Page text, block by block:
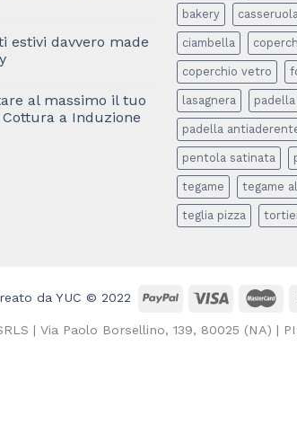
estivi davvero made
al massimo il tuo
Cottura a Induzione
bakery casseruola
ciambella
coperchio vetro
lasagnera padella
padella
pentola satinata
tegame tegame
teglia pizza
da YUC © 2022
| Via Paolo Borsellino, 139, 80025 (NA) | PI: